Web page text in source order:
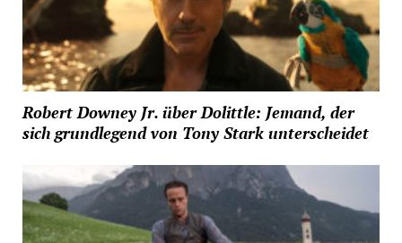
Robert Downey Jr. über Dolittle: Jemand, der
sich grundlegend von Tony Stark unterscheidet